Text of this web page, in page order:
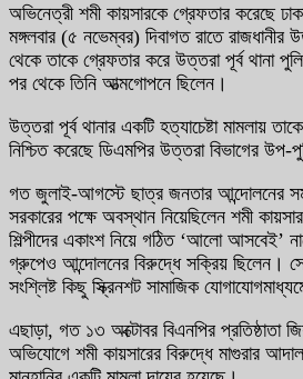
অভিনেত্রী শমী কায়সারকে গ্রেফতার করেছে
মঙ্গলবার (৫ নভেম্বর) দিবাগত রাতে রাজধানীর
থেকে তাকে গ্রেফতার করে উত্তরা পূর্ব থানা
পর থেকে তিনি আত্মগোপনে ছিলেন।
উত্তরা পূর্ব থানার একটি হত্যাচেষ্টা মামলায়
নিশ্চিত করেছে ডিএমপির উত্তরা বিভাগের
গত জুলাই-আগস্টে ছাত্র জনতার আন্দোলনের
সরকারের পক্ষে অবস্থান নিয়েছিলেন শমী
শিল্পীদের একাংশ নিয়ে গঠিত ‘আলো আসবেই’
গ্রুপেও আন্দোলনের বিরুদ্ধে সক্রিয় ছিলেন।
সংশ্লিষ্ট কিছু স্ক্রিনশট সামাজিক
এছাড়া, গত ১৩ অক্টোবর বিএনপির প্রতিষ্ঠাতা
অভিযোগে শমী কায়সারের বিরুদ্ধে মাগুরার